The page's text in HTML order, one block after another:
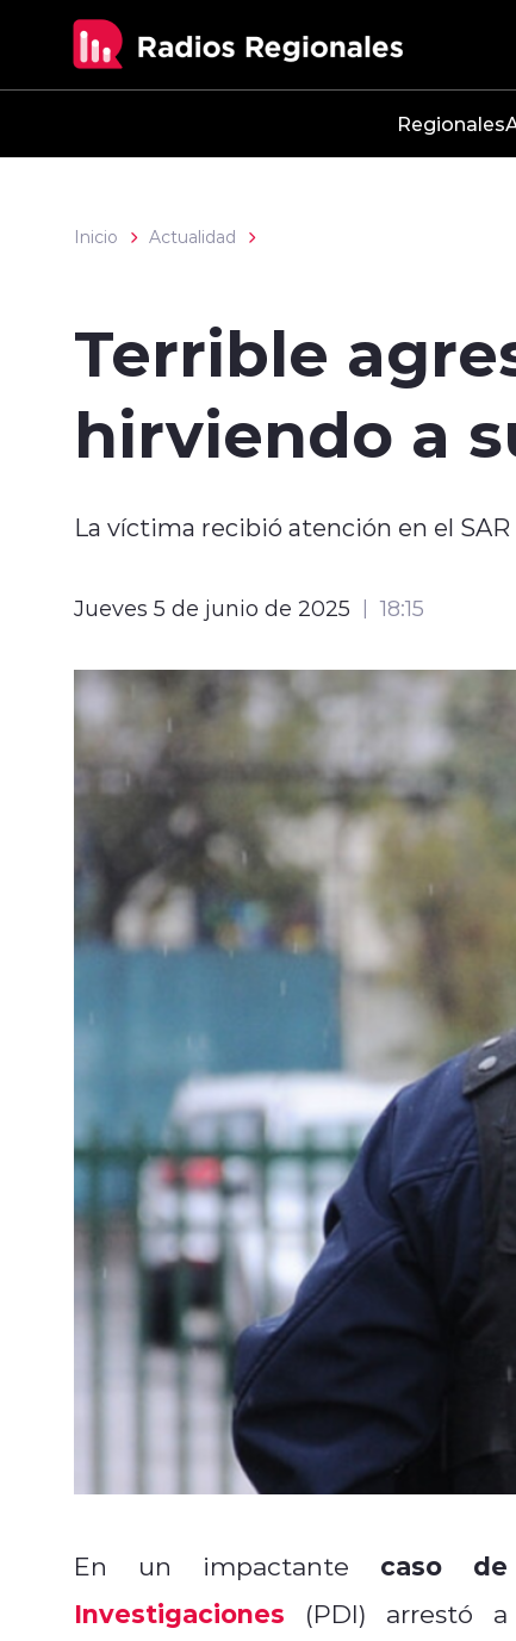
Regionales
Inicio Actualidad
Terrible
hirviendo a
La víctima recibió atención en el
Jueves 5 de junio de 2025 18:15
En un impactante caso de
Investigaciones
(PDI) arrestó